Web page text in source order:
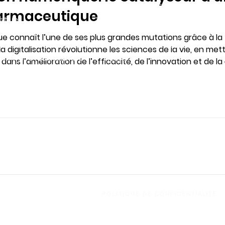
connaît l’une de ses plus grandes mutations grâce à
révolutionne les sciences de la vie, en
dans l’amélioration de l’efficacité, de l’innovation et de
et boissons
professionnels
Dynamics 365 CRM
Power BI
Microsoft Fabric
Azure